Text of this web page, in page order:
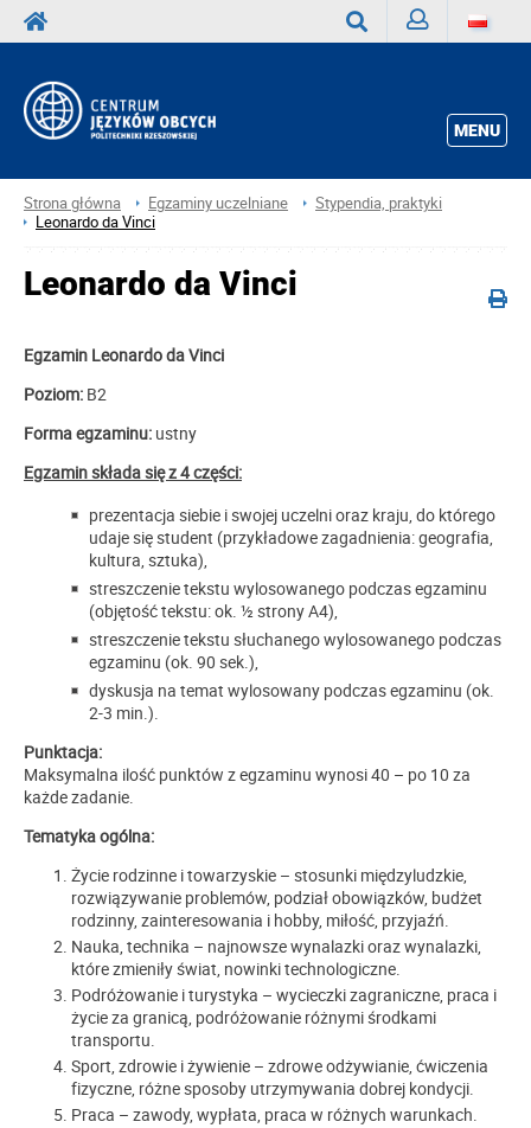
MENU
Strona główna Egzaminy uczelniane
Stypendia, praktyki
Leonardo da Vinci
Leonardo da Vinci
Egzamin Leonardo da Vinci
Poziom: B2
Forma egzaminu: ustny
Egzamin składa się z 4 części:
prezentacja siebie i swojej uczelni oraz kraju, do którego
udaje się student (przykładowe zagadnienia: geografia,
kultura, sztuka),
streszczenie tekstu wylosowanego podczas egzaminu
(objętość tekstu: ok. ½ strony A4),
streszczenie tekstu słuchanego wylosowanego podczas
egzaminu (ok. 90 sek.),
dyskusja na temat wylosowany podczas egzaminu (ok.
2-3 min.).
Punktacja:
Maksymalna ilość punktów z egzaminu wynosi 40 – po 10 za
każde zadanie.
Tematyka ogólna:
Życie rodzinne i towarzyskie – stosunki międzyludzkie,
rozwiązywanie problemów, podział obowiązków, budżet
rodzinny, zainteresowania i hobby, miłość, przyjaźń.
Nauka, technika – najnowsze wynalazki oraz wynalazki,
które zmieniły świat, nowinki technologiczne.
Podróżowanie i turystyka – wycieczki zagraniczne, praca i
życie za granicą, podróżowanie różnymi środkami
transportu.
Sport, zdrowie i żywienie – zdrowe odżywianie, ćwiczenia
fizyczne, różne sposoby utrzymywania dobrej kondycji.
Praca – zawody, wypłata, praca w różnych warunkach.